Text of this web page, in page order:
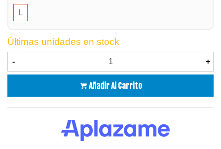
L
Últimas unidades en stock
- +
Añadir Al Carrito